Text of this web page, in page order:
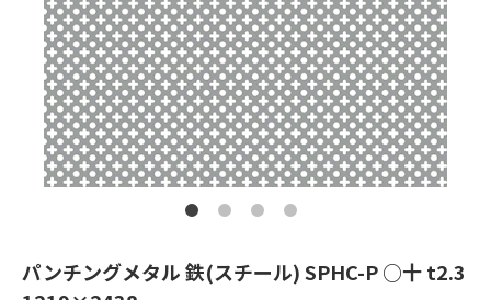
パンチングメタル 鉄(スチール) SPHC-P ○十 t2.3